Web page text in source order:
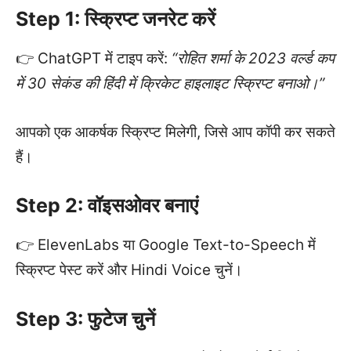
Step 1: स्क्रिप्ट जनरेट करें
👉 ChatGPT में टाइप करें: “रोहित शर्मा के 2023 वर्ल्ड कप
में 30 सेकंड की हिंदी में क्रिकेट हाइलाइट स्क्रिप्ट बनाओ।”
आपको एक आकर्षक स्क्रिप्ट मिलेगी, जिसे आप कॉपी कर सकते
हैं।
Step 2: वॉइसओवर बनाएं
👉 ElevenLabs या Google Text-to-Speech में
स्क्रिप्ट पेस्ट करें और Hindi Voice चुनें।
Step 3: फुटेज चुनें